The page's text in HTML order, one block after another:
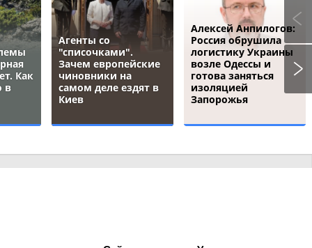
Как
в
Агенты со
"списочками".
Зачем европейские
чиновники на
самом деле ездят в
Киев
Алексей Анпилогов:
Россия обрушила
логистику Украины
возле Одессы и
готова заняться
изоляцией
Запорожья